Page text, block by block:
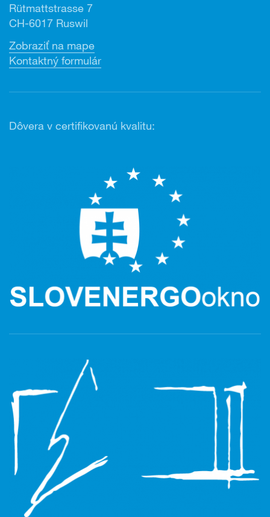
Rütmattstrasse 7
CH-6017 Ruswil
Zobraziť na mape
Kontaktný formulár
Dôvera v certifikovanú kvalitu: